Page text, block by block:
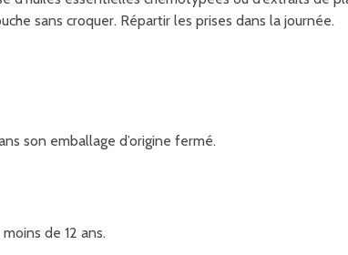
sans croquer. Répartir les prises dans la journée.
son emballage d’origine fermé.
de 12 ans.